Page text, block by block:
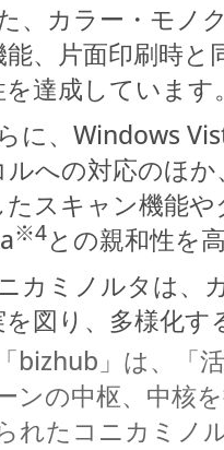
、カラー・モノ
能、片面印刷時
を達成しています
に、Windows
ルへの対応のほ
たスキャン機能
※4との親和性を
カミノルタは、
を図り、多様化
「bizhub」は、「
ンの中枢、中核
れたコニカミノ